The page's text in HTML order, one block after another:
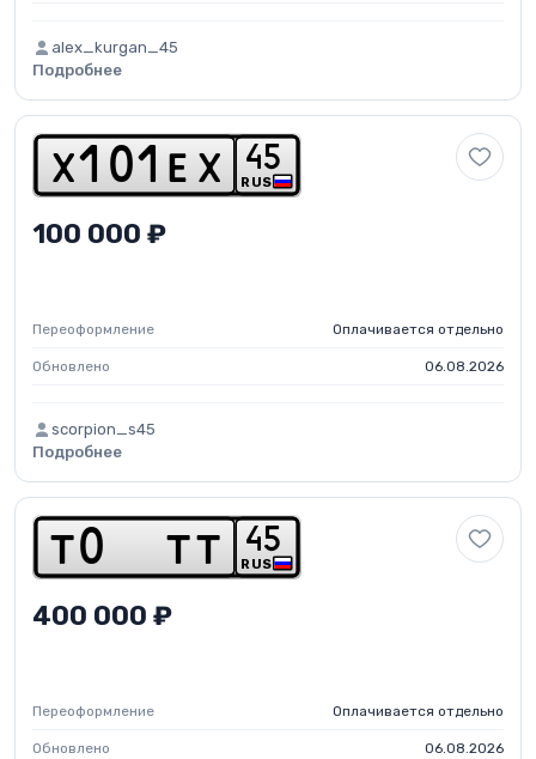
alex_kurgan_45
Подробнее
x 1 01 e x RUS
45
100 000 ₽
Переоформление Оплачивается отдельно
Обновлено 06.08.2026
scorpion_s45
Подробнее
t 0 t t RUS
45
400 000 ₽
Переоформление Оплачивается отдельно
Обновлено 06.08.2026